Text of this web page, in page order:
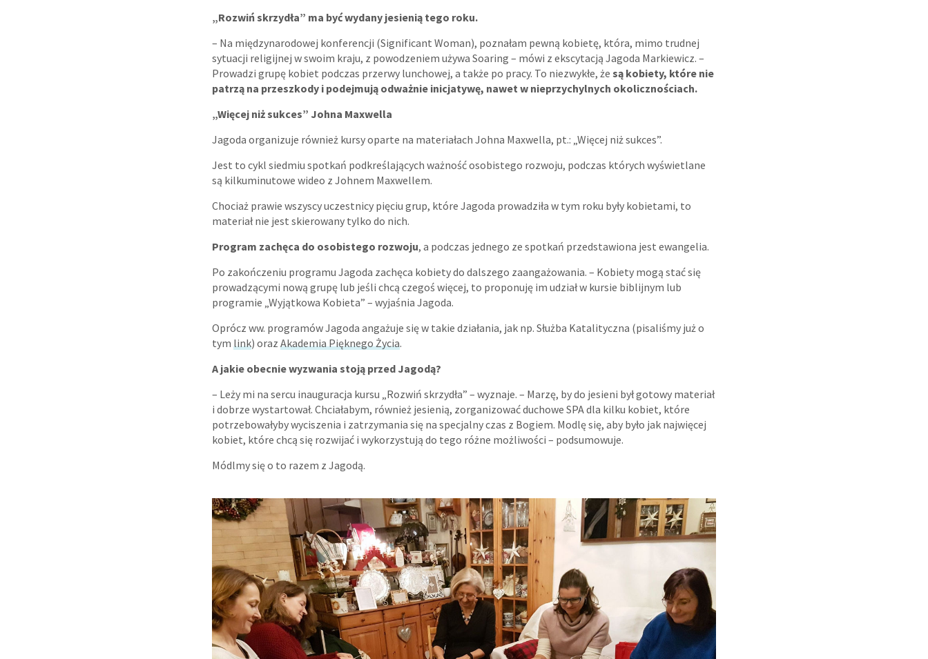
„Rozwiń skrzydła” ma być wydany jesienią tego roku.
– Na międzynarodowej konferencji (Significant Woman), poznałam pewną kobietę, która, mimo trudnej
sytuacji religijnej w swoim kraju, z powodzeniem używa Soaring – mówi z ekscytacją Jagoda Markiewicz. –
Prowadzi grupę kobiet podczas przerwy lunchowej, a także po pracy. To niezwykłe, że są kobiety, które nie
patrzą na przeszkody i podejmują odważnie inicjatywę, nawet w nieprzychylnych okolicznościach.
„Więcej niż sukces” Johna Maxwella
Jagoda organizuje również kursy oparte na materiałach Johna Maxwella, pt.: „Więcej niż sukces”.
Jest to cykl siedmiu spotkań podkreślających ważność osobistego rozwoju, podczas których wyświetlane
są kilkuminutowe wideo z Johnem Maxwellem.
Chociaż prawie wszyscy uczestnicy pięciu grup, które Jagoda prowadziła w tym roku były kobietami, to
materiał nie jest skierowany tylko do nich.
Program zachęca do osobistego rozwoju, a podczas jednego ze spotkań przedstawiona jest ewangelia.
Po zakończeniu programu Jagoda zachęca kobiety do dalszego zaangażowania. – Kobiety mogą stać się
prowadzącymi nową grupę lub jeśli chcą czegoś więcej, to proponuję im udział w kursie biblijnym lub
programie „Wyjątkowa Kobieta” – wyjaśnia Jagoda.
Oprócz ww. programów Jagoda angażuje się w takie działania, jak np. Służba Katalityczna (pisaliśmy już o
tym link) oraz Akademia Pięknego Życia.
A jakie obecnie wyzwania stoją przed Jagodą?
– Leży mi na sercu inauguracja kursu „Rozwiń skrzydła” – wyznaje. – Marzę, by do jesieni był gotowy materiał
i dobrze wystartował. Chciałabym, również jesienią, zorganizować duchowe SPA dla kilku kobiet, które
potrzebowałyby wyciszenia i zatrzymania się na specjalny czas z Bogiem. Modlę się, aby było jak najwięcej
kobiet, które chcą się rozwijać i wykorzystują do tego różne możliwości – podsumowuje.
Módlmy się o to razem z Jagodą.